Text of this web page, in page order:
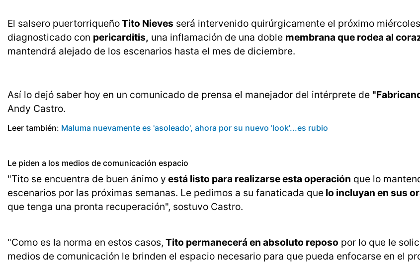
El salsero puertorriqueñoTito Nieves será intervenido quirúrgicamente el próximo
diagnosticado con pericarditis, una inflamación de una doble membrana que rodea al
mantendrá alejado de los escenarios hasta el mes de diciembre.
Así lo dejó saber hoy en un comunicado de prensa el manejador del intérprete de
Andy Castro.
Leer también: Maluma nuevamente es 'asoleado', ahora por su nuevo 'look'...es rubio
Le piden a los medios de comunicación espacio
"Tito se encuentra de buen ánimo y está listo para realizarse esta operación que lo
escenarios por las próximas semanas. Le pedimos a su fanaticada que lo incluyan en sus
que tenga una pronta recuperación", sostuvo Castro.
"Como es la norma en estos casos, Tito permanecerá en absoluto reposo por lo que le
medios de comunicación le brinden el espacio necesario para que pueda enfocarse en el